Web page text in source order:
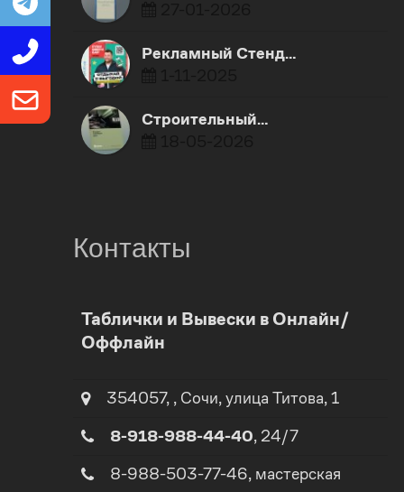
Рекламный Стенд…
Строительный…
Контакты
Таблички и Вывески в Онлайн/
Оффлайн
354057, , Сочи, улица Титова, 1
8-918-988-44-40, 24/7
8-988-503-77-46, мастерская
2